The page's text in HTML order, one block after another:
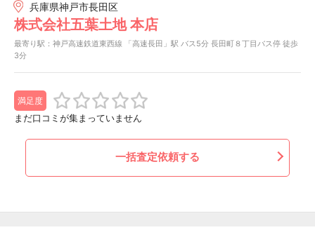
兵庫県神戸市長田区
株式会社五葉土地 本店
最寄り駅：神戸高速鉄道東西線 「高速長田」駅 バス5分 長田町８丁目バス停 徒歩
3分
満足度
まだ口コミが集まっていません
一括査定依頼する